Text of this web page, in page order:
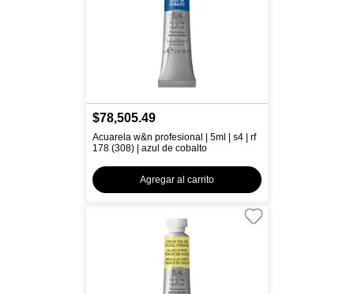
$78,505.49
Acuarela w&n profesional | 5ml | s4 | rf
178 (308) | azul de cobalto
Agregar al carrito